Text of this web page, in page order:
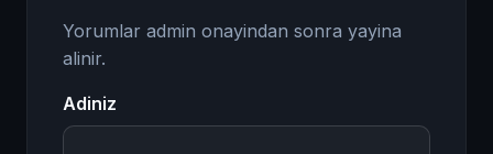
Yorumlar admin onayindan sonra yayina
alinir.
Adiniz